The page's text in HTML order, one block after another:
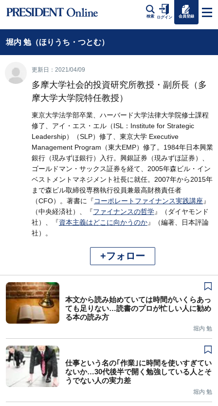
検索 ログイン 会員登録
堀内 勉（ほりうち・つとむ）
更新日：2021/04/09
多摩大学社会的投資研究所教授・副所長（多
摩大学大学院特任教授）
東京大学法学部卒業、ハーバード大学法律大学院修士課程
修了、アイ・エス・エル（ISL：Institute for Strategic
Leadership）（SLP）修了、東京大学 Executive
Management Program（東大EMP）修了。1984年日本興業
銀行（現みずほ銀行）入行。興銀証券（現みずほ証券）、
ゴールドマン・サックス証券を経て、2005年森ビル・イン
ベストメントマネジメント社長に就任。2007年から2015年
まで森ビル取締役専務執行役員兼最高財務責任者
（CFO）。著書に『コーポレートファイナンス実践講座 』
（中央経済社）、『ファイナンスの哲学』（ダイヤモンド
社）、『資本主義はどこに向かうのか』（編著、日本評論
社）。
+フォロー
本文から読み始めていては時間がいくらあっ
ても足りない…読書のプロが忙しい人に勧め
る本の読み方
堀内 勉
仕事という名の｢作業｣に時間を使いすぎてい
ないか…30代後半で開く勉強している人とそ
うでない人の実力差
堀内 勉